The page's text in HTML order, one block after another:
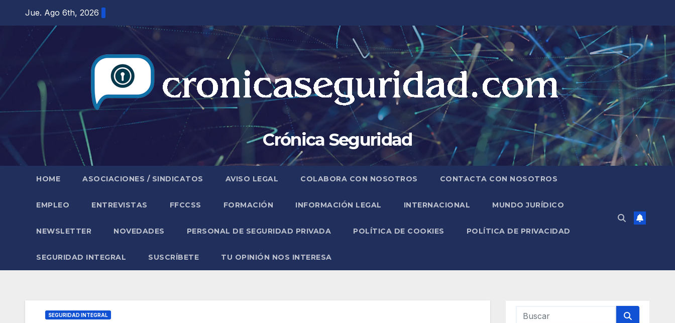
contenido
Jue. Ago 6th, 2026
Crónica Seguridad
HOME ASOCIACIONES / SINDICATOS AVISO LEGAL COLABORA CON NOSOTROS CONTACTA CON NOSOTROS
EMPLEO ENTREVISTAS FFCCSS FORMACIÓN INFORMACIÓN LEGAL INTERNACIONAL MUNDO JURÍDICO
NEWSLETTER NOVEDADES PERSONAL DE SEGURIDAD PRIVADA POLÍTICA DE COOKIES POLÍTICA DE PRIVACIDAD
SEGURIDAD INTEGRAL SUSCRÍBETE TU OPINIÓN NOS INTERESA
SEGURIDAD INTEGRAL